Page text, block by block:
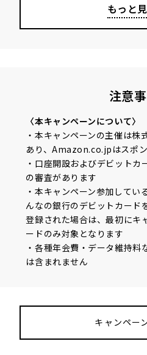
01. アプリをダウンロ
アプリストア( App
みんなの銀行アプリをダウ
02. 情報入力&本人確認
必要情報を入力した後、
注意
〈本キャンペーンについて〉
・本キャンペーンの主催は株
あり、Amazon.co.jpはスポ
・口座開設およびデビットカ
の審査があります
・本キャンペーン参加してい
んなの銀行のデビットカード
登録された場合は、最初にキ
ードのみ対象となります
・各種年会費・データ維持料
は含まれません
・今回特典が付与された場合
ーシービーが実施する他のキ
キャンペー